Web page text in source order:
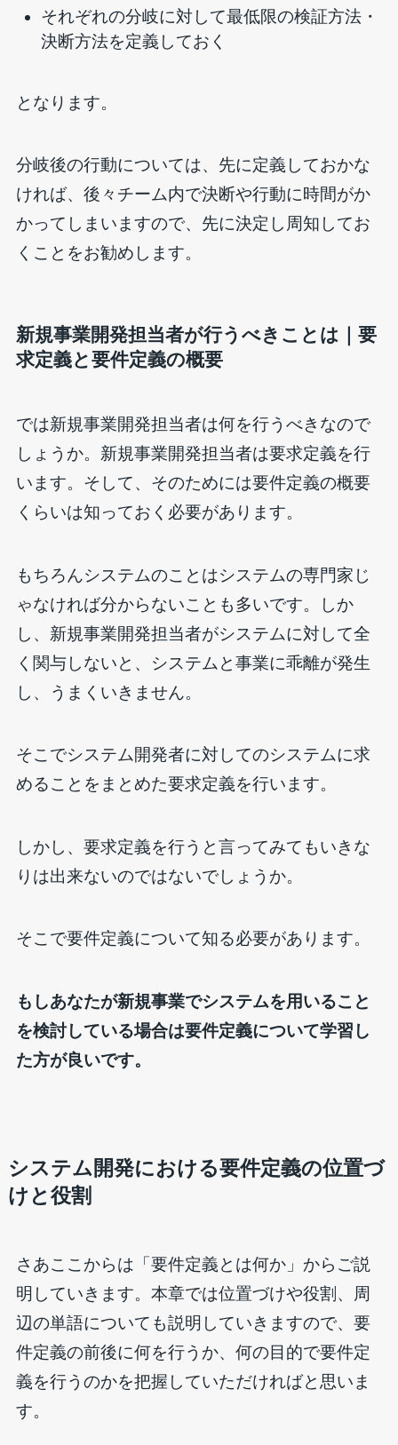
それぞれの分岐に対して最低限の検証方法・
決断方法を定義しておく
となります。
分岐後の行動については、先に定義しておかな
ければ、後々チーム内で決断や行動に時間がか
かってしまいますので、先に決定し周知してお
くことをお勧めします。
新規事業開発担当者が行うべきことは｜要
求定義と要件定義の概要
では新規事業開発担当者は何を行うべきなので
しょうか。新規事業開発担当者は要求定義を行
います。そして、そのためには要件定義の概要
くらいは知っておく必要があります。
もちろんシステムのことはシステムの専門家じ
ゃなければ分からないことも多いです。しか
し、新規事業開発担当者がシステムに対して全
く関与しないと、システムと事業に乖離が発生
し、うまくいきません。
そこでシステム開発者に対してのシステムに求
めることをまとめた要求定義を行います。
しかし、要求定義を行うと言ってみてもいきな
りは出来ないのではないでしょうか。
そこで要件定義について知る必要があります。
もしあなたが新規事業でシステムを用いること
を検討している場合は要件定義について学習し
た方が良いです。
システム開発における要件定義の位置づ
けと役割
さあここからは「要件定義とは何か」からご説
明していきます。本章では位置づけや役割、周
辺の単語についても説明していきますので、要
件定義の前後に何を行うか、何の目的で要件定
義を行うのかを把握していただければと思いま
す。